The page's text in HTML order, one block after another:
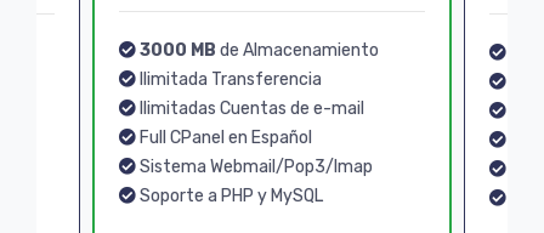
3000 MB de Almacenamiento
Ilimitada Transferencia
Ilimitadas Cuentas de e-mail
Full CPanel en Español
Sistema Webmail/Pop3/Imap
Soporte a PHP y MySQL